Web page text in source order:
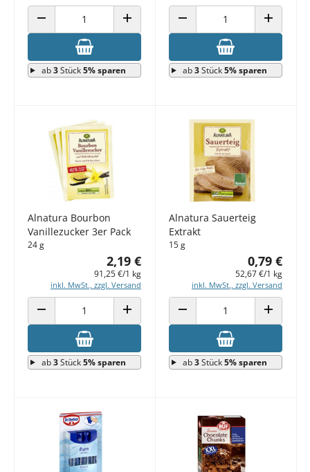
ANZAHL VERRINGERN ANZAHL ERHÖHEN
ab3Stück5% sparen
ANZAHL VERRINGERN ANZAHL
ab3Stück5% sparen
Alnatura Bourbon
Vanillezucker 3er Pack
24 g
2,19 €
91,25 €/1 kg
inkl. MwSt., zzgl. Versand
ANZAHL VERRINGERN ANZAHL ERHÖHEN
ab3Stück5% sparen
Alnatura Sauerteig
Extrakt
15 g
0,79 €
52,67 €/1 kg
inkl. MwSt., zzgl. Versand
ANZAHL VERRINGERN ANZAHL
ab3Stück5% sparen